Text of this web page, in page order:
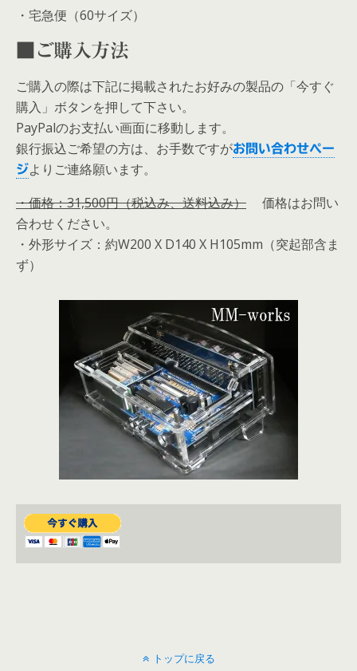
・宅急便（60サイズ）
■ご購入方法
ご購入の際は下記に掲載されたお好みの製品の「今すぐ
購入」ボタンを押して下さい。
PayPalのお支払い画面に移動します。
銀行振込ご希望の方は、お手数ですがお問い合わせペー
ジよりご連絡願います。
・価格：31,500円（税込み、送料込み） 価格はお問い
合わせください。
・外形サイズ：約W200 X D140 X H105mm（突起部含ま
ず）
トップに戻る